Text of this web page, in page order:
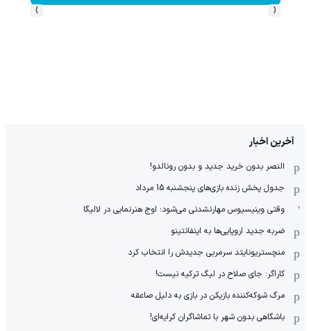
‹
›
آخرین اخبار
النصر بدون خرید جدید و بدون رونالدو!
جدول پخش زنده بازی‌های پنجشنبه 15 مرداد
وقتی وینیسیوس مهارنشدنی می‌شود؛ اوج هنرنمایی در لالیگا
ضربه جدید اروپایی‌ها به اینفانتینو
منچستریونایتد سرمربی جدیدش را انتخاب کرد
کاراگر: جای صلاح در لیگ ترکیه نیست!
مرگ شوکه‌کننده بازیکن در بازی به دلیل صاعقه
باشگاهی بدون شهر با تماشاگران کرایه‌ای!